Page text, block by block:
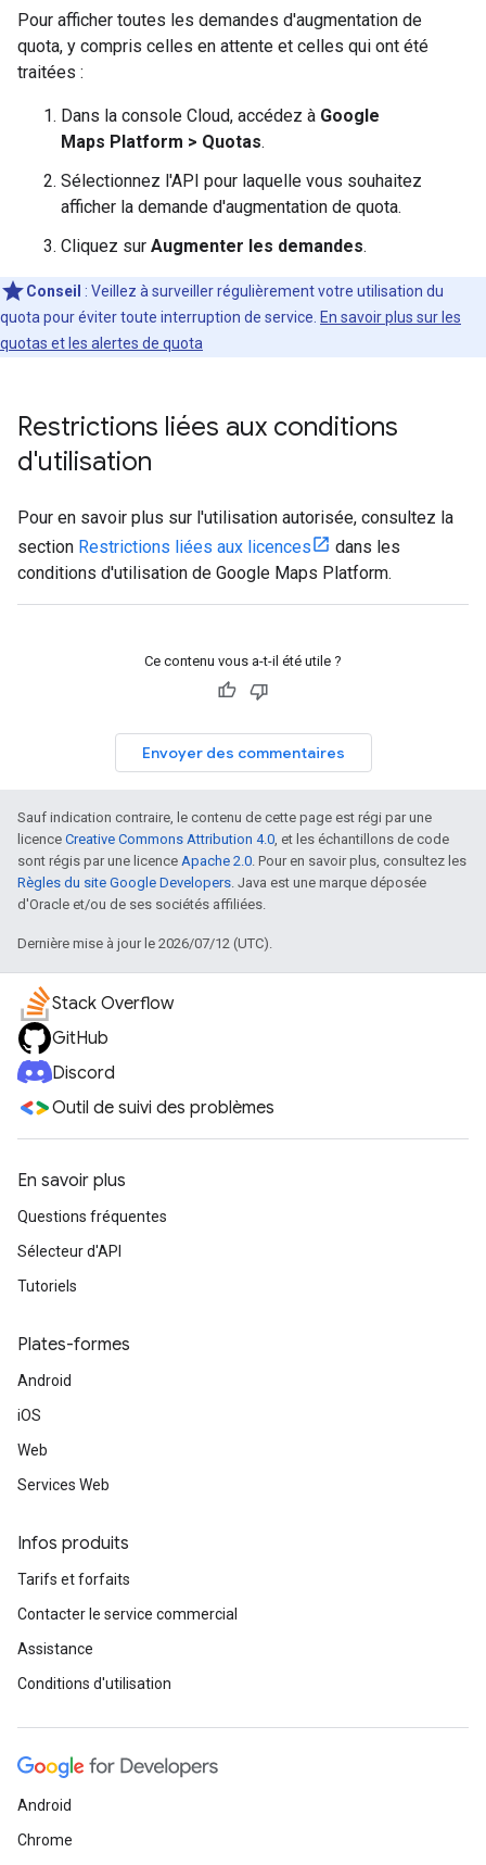
Pour afficher toutes les demandes d'augmentation de
quota, y compris celles en attente et celles qui ont été
traitées :
Dans la console Cloud, accédez à Google
Maps Platform > Quotas.
Sélectionnez l'API pour laquelle vous souhaitez
afficher la demande d'augmentation de quota.
Cliquez sur Augmenter les demandes.
Conseil : Veillez à surveiller régulièrement votre utilisation du
quota pour éviter toute interruption de service. En savoir plus sur les
quotas et les alertes de quota
Restrictions liées aux conditions
d'utilisation
Pour en savoir plus sur l'utilisation autorisée, consultez la
section Restrictions liées aux licences
dans les
conditions d'utilisation de Google Maps Platform.
Ce contenu vous a-t-il été utile ?
Envoyer des commentaires
Sauf indication contraire, le contenu de cette page est régi par une
licence Creative Commons Attribution 4.0, et les échantillons de code
sont régis par une licence Apache 2.0. Pour en savoir plus, consultez les
Règles du site Google Developers. Java est une marque déposée
d'Oracle et/ou de ses sociétés affiliées.
Dernière mise à jour le 2026/07/12 (UTC).
Stack Overflow
GitHub
Discord
Outil de suivi des problèmes
En savoir plus
Questions fréquentes
Sélecteur d'API
Tutoriels
Plates-formes
Android
iOS
Web
Services Web
Infos produits
Tarifs et forfaits
Contacter le service commercial
Assistance
Conditions d'utilisation
Android
Chrome